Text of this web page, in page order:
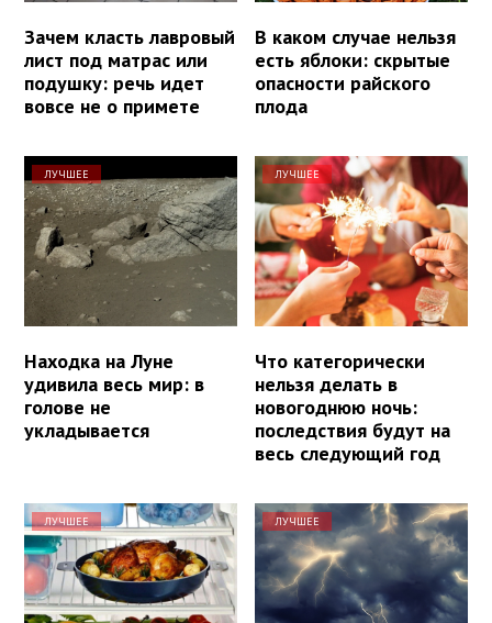
Зачем класть лавровый
лист под матрас или
подушку: речь идет
вовсе не о примете
В каком случае нельзя
есть яблоки: скрытые
опасности райского
плода
ЛУЧШЕЕ
Находка на Луне
удивила весь мир: в
голове не
укладывается
ЛУЧШЕЕ
Что категорически
нельзя делать в
новогоднюю ночь:
последствия будут на
весь следующий год
ЛУЧШЕЕ ЛУЧШЕЕ